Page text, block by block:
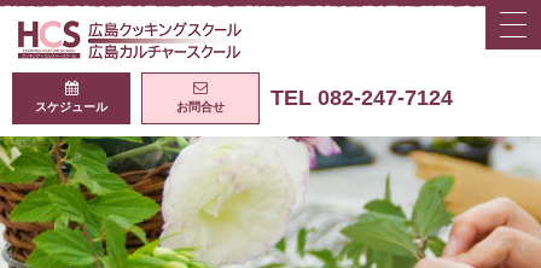
広島クッキン
スケジュール お問合せ TEL 082-247-7124